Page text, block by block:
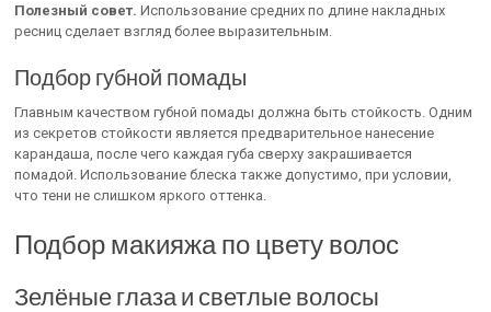
Полезный совет. Использование средних по длине накладных
ресниц сделает взгляд более выразительным.
Подбор губной помады
Главным качеством губной помады должна быть стойкость. Одним
из секретов стойкости является предварительное нанесение
карандаша, после чего каждая губа сверху закрашивается
помадой. Использование блеска также допустимо, при условии,
что тени не слишком яркого оттенка.
Подбор макияжа по цвету волос
Зелёные глаза и светлые волосы